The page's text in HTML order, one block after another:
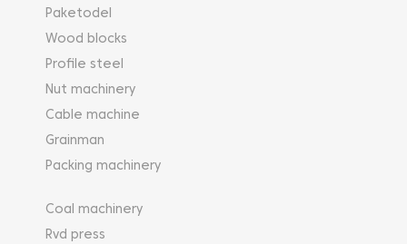
Paketodel
Wood blocks
Profile steel
Nut machinery
Cable machine
Grainman
Packing machinery
Coal machinery
Rvd press